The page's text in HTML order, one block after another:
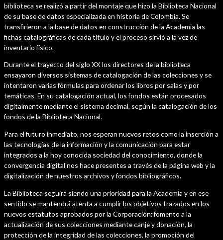
biblioteca se realizó a partir del montaje que hizo la Biblioteca Nacional
de su base de datos especializada en historia de Colombia. Se
transfirieron a la base de datos en construcción de la Academia las
fichas catalográficas de cada título y el proceso sirvió a la vez de
inventario físico.
Durante el trayecto del siglo XX los directores de la biblioteca
ensayaron diversos sistemas de catalogación de las colecciones y se
intentaron varias fórmulas para ordenar los libros por salas y por
temáticas. En su catalogación actual, los fondos están procesados
digitalmente mediante el sistema decimal, según la catalogación de los
fondos de la Biblioteca Nacional.
Para el futuro inmediato, nos esperan nuevos retos como la inserción a
las tecnologías de la información y la comunicación para estar
integrados a la hoy conocida sociedad del conocimiento, donde la
convergencia digital nos hace presentes a través de la página web y la
digitalización de nuestros archivos y fondos bibliográficos.
La Biblioteca seguirá siendo una prioridad para la Academia y en ese
sentido se mantendrá atenta a cumplir los objetivos trazados en los
nuevos estatutos aprobados por la Corporación: fomento a la
actualización de sus colecciones mediante canje y donación, la
protección de la integridad de las colecciones, la promoción del